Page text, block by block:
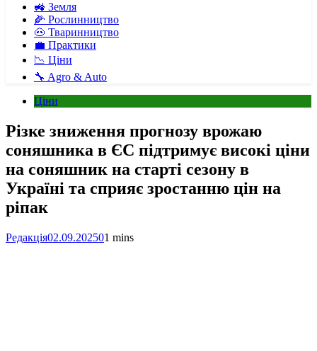
🚜 Земля
🌽 Рослинництво
🐽 Тваринництво
💼 Практики
📉 Ціни
🔧 Agro & Auto
Ціни
Різке зниження прогнозу врожаю
соняшника в ЄС підтримує високі ціни
на соняшник на старті сезону в
Україні та сприяє зростанню цін на
ріпак
Редакція02.09.202501 mins